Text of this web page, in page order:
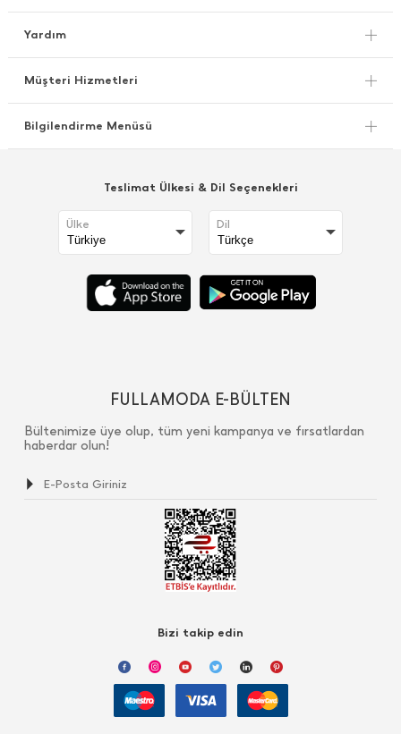
Yardım
Müşteri Hizmetleri
Bilgilendirme Menüsü
Teslimat Ülkesi & Dil Seçenekleri
Ülke Dil
FULLAMODA E-BÜLTEN
Bültenimize üye olup, tüm yeni kampanya ve fırsatlardan
haberdar olun!
Bizi takip edin